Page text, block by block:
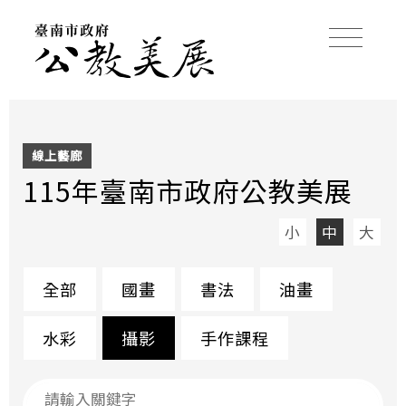
線上藝廊
115年臺南市政府公教美展
小 中 大
全部 國畫 書法 油畫
水彩 攝影 手作課程